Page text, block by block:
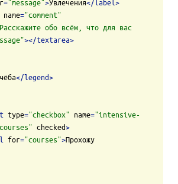
="message">Увлечения</label >
name="comment"
обо всём, что для вас
></textarea>
</legend>
type="checkbox" name="intensive-
checked>
for="courses">Прохожу